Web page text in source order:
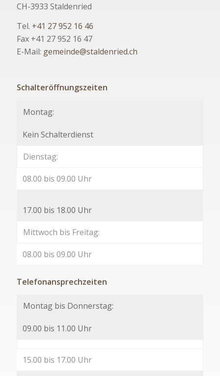
CH-3933 Staldenried
Tel. +41 27 952 16 46
Fax +41 27 952 16 47
E-Mail: gemeinde@staldenried.ch
Schalteröffnungszeiten
Montag:
Kein Schalterdienst
Dienstag:
08.00 bis 09.00 Uhr
17.00 bis 18.00 Uhr
Mittwoch bis Freitag:
08.00 bis 09.00 Uhr
Telefonansprechzeiten
Montag bis Donnerstag:
09.00 bis 11.00 Uhr
15.00 bis 17.00 Uhr